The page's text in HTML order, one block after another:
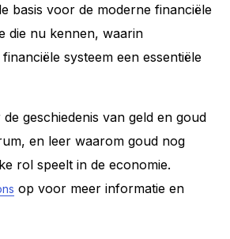
basis voor de moderne financiële
die nu kennen, waarin
systeem een essentiële
geschiedenis van geld en goud
en leer waarom goud nog
rol speelt in de economie.
op voor meer informatie en